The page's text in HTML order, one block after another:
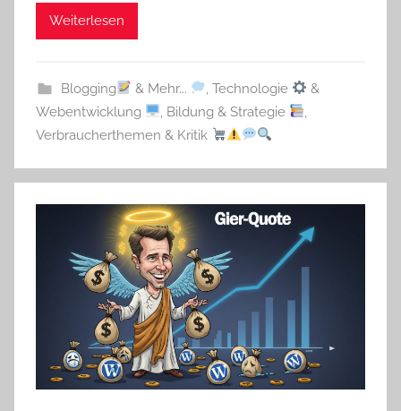
Weiterlesen
Blogging & Mehr... , Technologie
&
Webentwicklung
, Bildung & Strategie
,
Verbraucherthemen & Kritik